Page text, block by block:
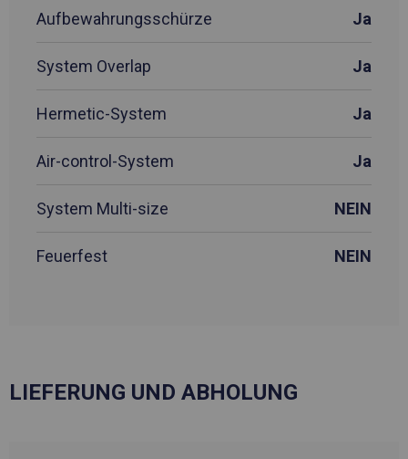
Aufbewahrungsschürze Ja
System Overlap Ja
Hermetic-System Ja
Air-control-System Ja
System Multi-size NEIN
Feuerfest NEIN
LIEFERUNG UND ABHOLUNG